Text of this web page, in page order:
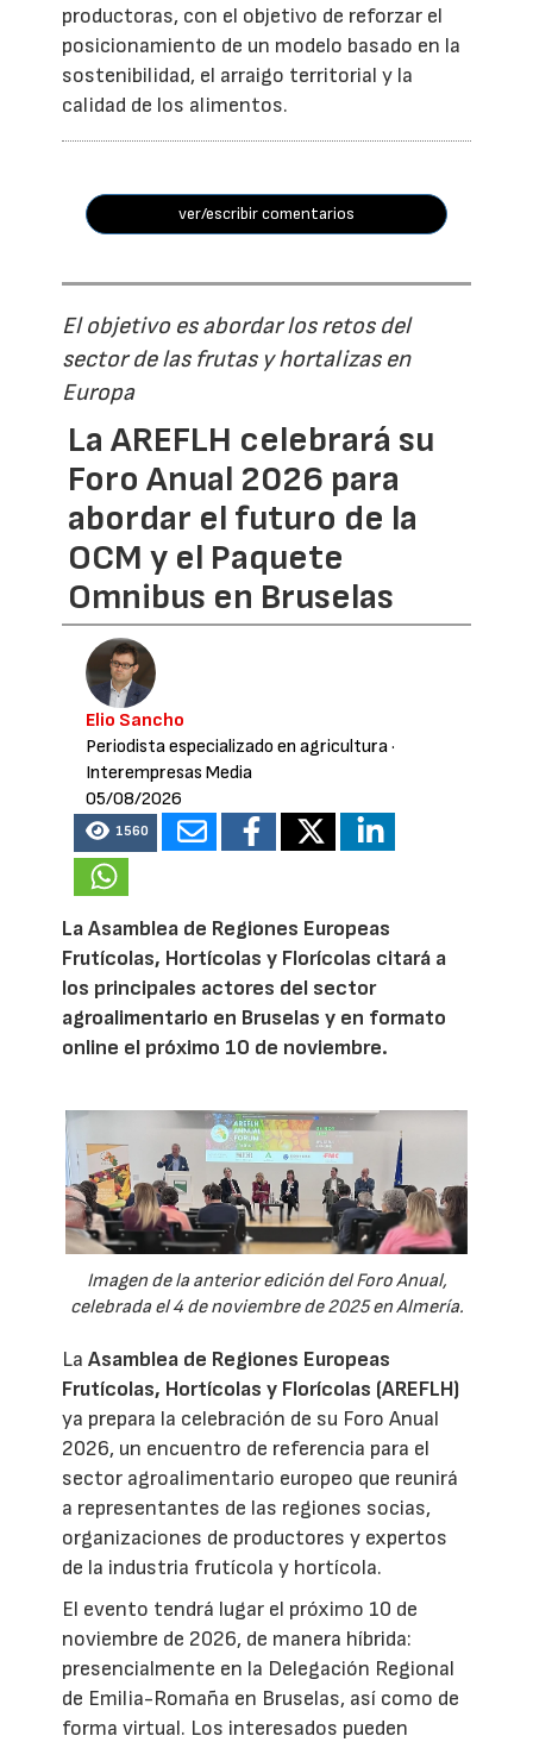
productoras, con el objetivo de reforzar el
posicionamiento de un modelo basado en la
sostenibilidad, el arraigo territorial y la
calidad de los alimentos.
ver/escribir comentarios
El objetivo es abordar los retos del
sector de las frutas y hortalizas en
Europa
La AREFLH celebrará su
Foro Anual 2026 para
abordar el futuro de la
OCM y el Paquete
Omnibus en Bruselas
Elio Sancho
Periodista especializado en agricultura·
Interempresas Media
05/08/2026
1560
La Asamblea de Regiones Europeas
Frutícolas, Hortícolas y Florícolas citará a
los principales actores del sector
agroalimentario en Bruselas y en formato
online el próximo 10 de noviembre.
Imagen de la anterior edición del Foro Anual,
celebrada el 4 de noviembre de 2025 en Almería.
LaAsamblea de Regiones Europeas
Frutícolas, Hortícolas y Florícolas (AREFLH)
ya prepara la celebración de su Foro Anual
2026, un encuentro de referencia para el
sector agroalimentario europeo que reunirá
a representantes de las regiones socias,
organizaciones de productores y expertos
de la industria frutícola y hortícola.
El evento tendrá lugar el próximo 10 de
noviembre de 2026, de manera híbrida:
presencialmente en la Delegación Regional
de Emilia-Romaña en Bruselas, así como de
forma virtual. Los interesados pueden